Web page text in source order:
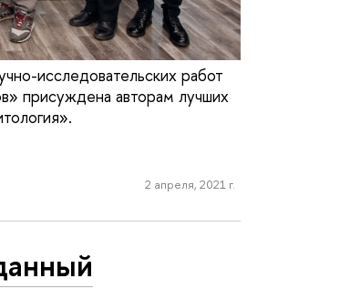
исследовательских работ
присуждена авторам лучших
2 апреля, 2021 г.